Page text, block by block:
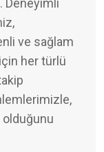
Deneyimli
ve sağlam
her türlü
olduğunu